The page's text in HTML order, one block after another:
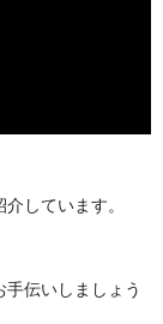
しています。
手伝いしましょう